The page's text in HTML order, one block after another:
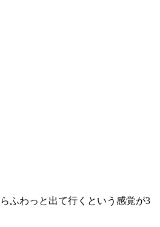
ふわっと出て行くという感覚が3